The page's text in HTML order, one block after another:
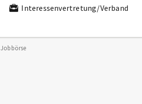
Interessenvertretung/Verband
Jobbörse